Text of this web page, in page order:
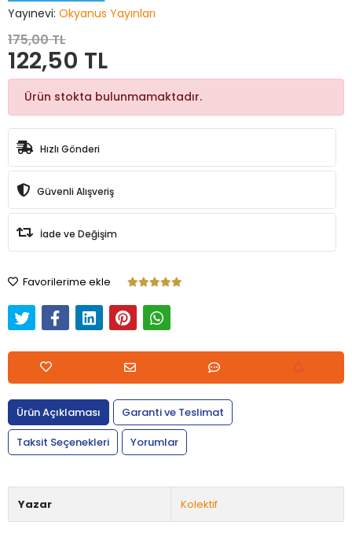
Yayınevi: Okyanus Yayınları
175,00 TL
122,50 TL
Ürün stokta bulunmamaktadır.
Hızlı Gönderi
Güvenli Alışveriş
İade ve Değişim
Favorilerime ekle
Ürün Açıklaması
Garanti ve Teslimat
Taksit Seçenekleri
Yorumlar
Yazar Kolektif